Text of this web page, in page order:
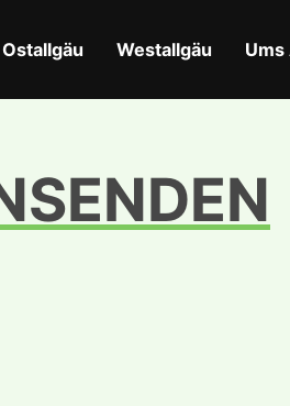
Ostallgäu Westallgäu Ums